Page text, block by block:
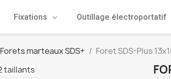
Fixations Outillage électroportatif
Forets marteaux SDS+ Foret SDS-Plus